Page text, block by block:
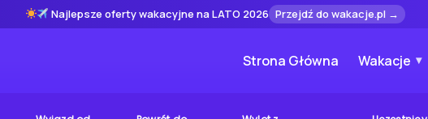
Najlepsze oferty wakacyjne na LATO 2026 Przejdź do wakacje.pl →
Strona Główna Wakacje